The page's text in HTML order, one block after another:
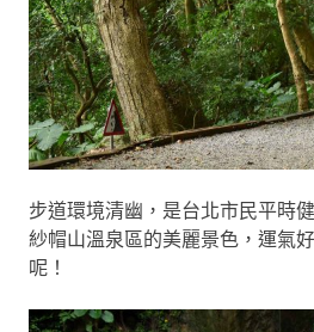
步道環境清幽，是台北市民平時
紗帽山溫泉區的美麗景色，運氣
呢！